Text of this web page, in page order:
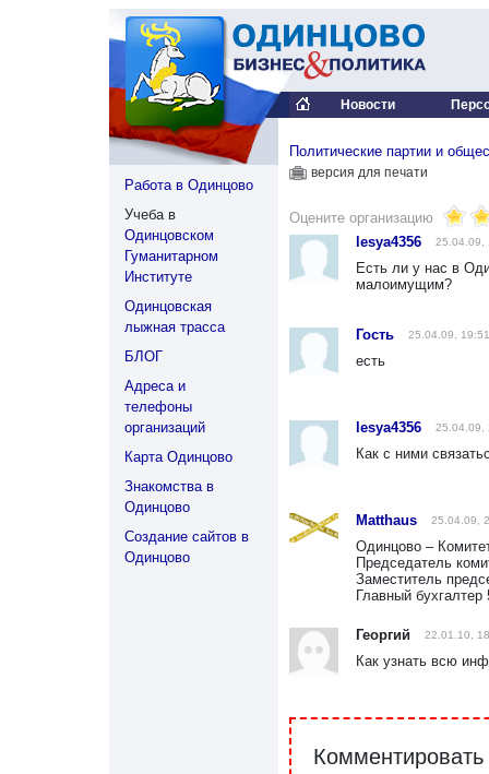
Новости
Работа в Одинцово
Учеба в
Одинцовском
Гуманитарном
Институте
Одинцовская
лыжная трасса
БЛОГ
Адреса и
телефоны
организаций
Карта Одинцово
Знакомства в
Одинцово
Создание сайтов в
Одинцово
Политические партии и
версия для печати
Оцените организацию
lesya4356
25.04.09,
Есть ли у нас в
малоимущим?
Гость 25.04.09,
есть
lesya4356 25.04.09,
Как с ними
Matthaus 25.04.09,
Одинцово –
Председатель
Заместитель
Главный бухгалтер
Георгий 22.01.10,
Как узнать всю
Комментировать